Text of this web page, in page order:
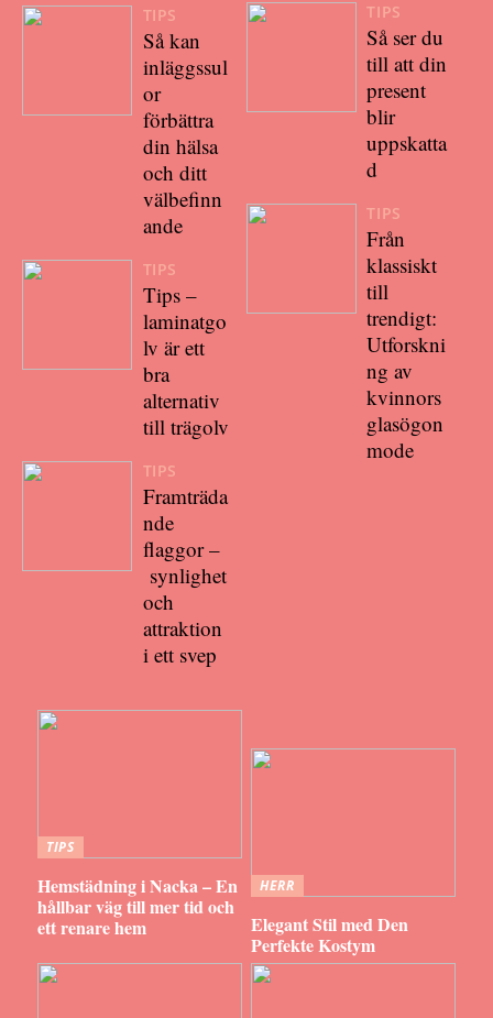
TIPS
Så kan
inläggssul
or
förbättra
din hälsa
och ditt
välbefinn
ande
TIPS
Tips –
laminatgo
lv är ett
bra
alternativ
till trägolv
TIPS
Framträda
nde
flaggor –
synlighet
och
attraktion
i ett svep
TIPS
Så ser du
till att din
present
blir
uppskatta
d
TIPS
Från
klassiskt
till
trendigt:
Utforskni
ng av
kvinnors
glasögon
mode
TIPS
Hemstädning i Nacka – En
hållbar väg till mer tid och
ett renare hem
HERR
Elegant Stil med Den
Perfekte Kostym